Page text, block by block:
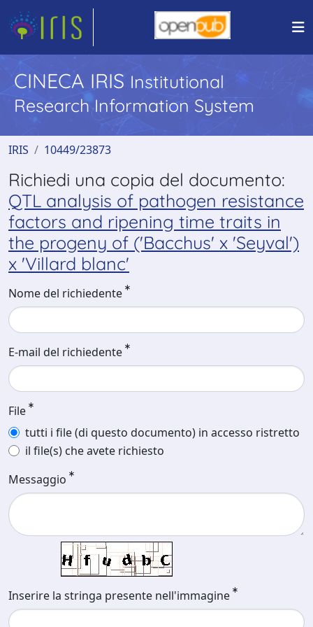
CINECA IRIS Institutional
Research Information System
IRIS 10449/23873
Richiedi una copia del documento:
QTL analysis of pathogen resistance
factors and ripening time traits in
the progeny of ('Bacchus' x 'Seyval')
x 'Villard blanc'
Nome del richiedente
E-mail del richiedente
File
tutti i file (di questo documento) in accesso ristretto
il file(s) che avete richiesto
Messaggio
Inserire la stringa presente nell'immagine